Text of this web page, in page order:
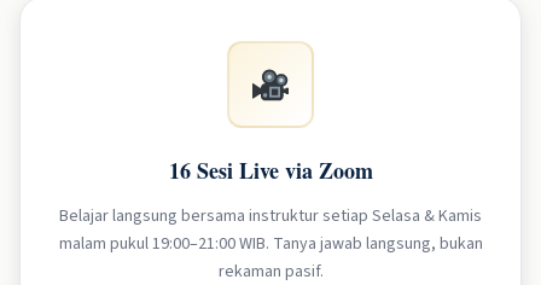
16 Sesi Live via Zoom
Belajar langsung bersama instruktur setiap Selasa & Kamis
malam pukul 19:00–21:00 WIB. Tanya jawab langsung, bukan
rekaman pasif.